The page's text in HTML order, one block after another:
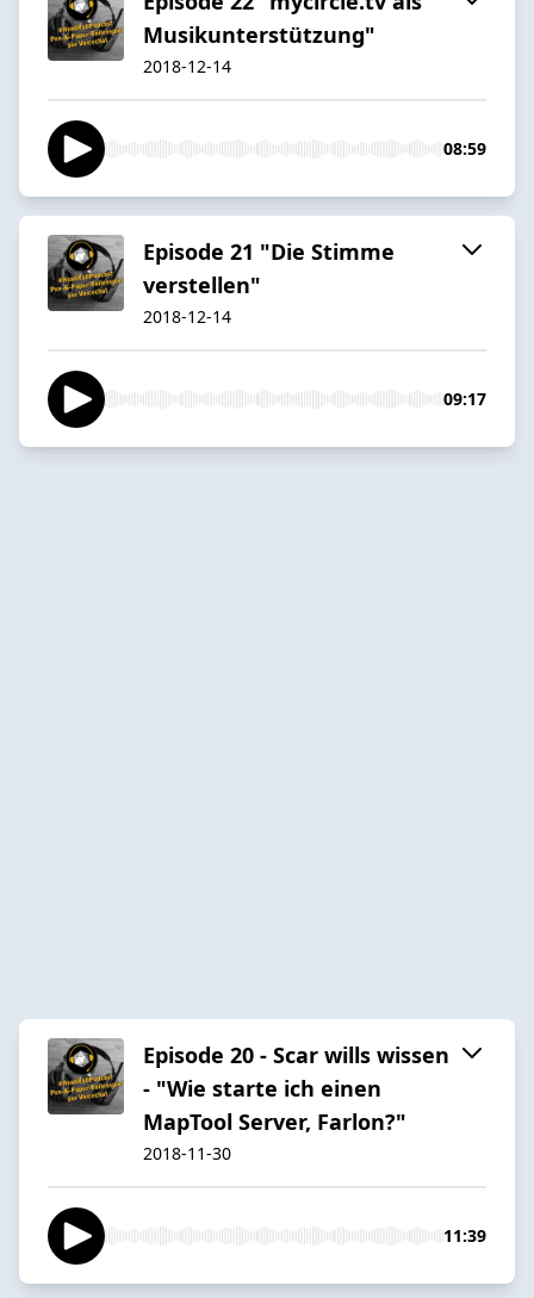
Musikunterstützung"
2018-12-14
08:59
Episode 21 "Die Stimme
verstellen"
2018-12-14
09:17
Episode 20 - Scar wills wissen
- "Wie starte ich einen
MapTool Server, Farlon?"
2018-11-30
11:39